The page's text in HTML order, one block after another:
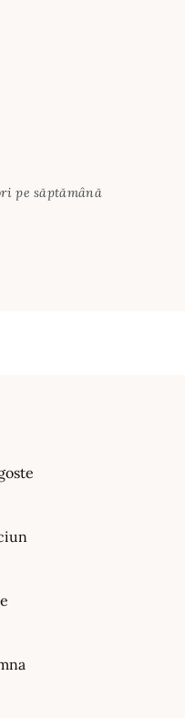
pe săptămână